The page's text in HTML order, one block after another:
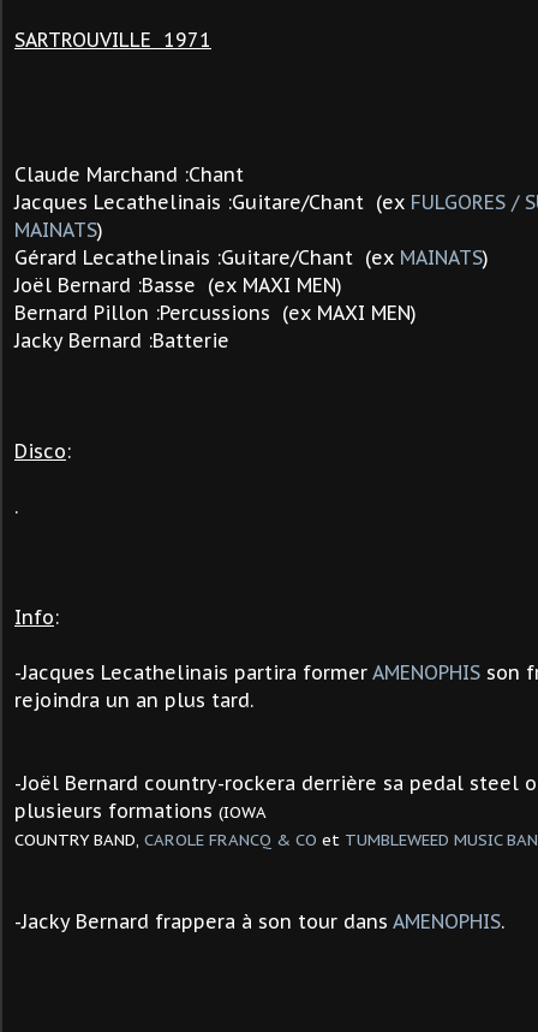
SARTROUVILLE 1971
Claude Marchand :Chant
Jacques Lecathelinais :Guitare/Chant (ex FULGORES /
MAINATS)
Gérard Lecathelinais :Guitare/Chant (ex MAINATS)
Joël Bernard :Basse (ex MAXI MEN)
Bernard Pillon :Percussions (ex MAXI MEN)
Jacky Bernard :Batterie
Disco:
.
Info:
-Jacques Lecathelinais partira former AMENOPHIS son
rejoindra un an plus tard.
-Joël Bernard country-rockera derrière sa pedal steel
plusieurs formations (IOWA
COUNTRY BAND, CAROLE FRANCQ & CO et TUMBLEWEED MUSIC
-Jacky Bernard frappera à son tour dans AMENOPHIS.